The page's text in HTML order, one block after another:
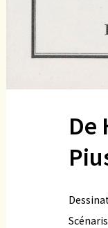
De